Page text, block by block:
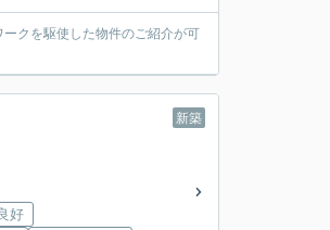
クを駆使した物件のご紹介が可
新築
好